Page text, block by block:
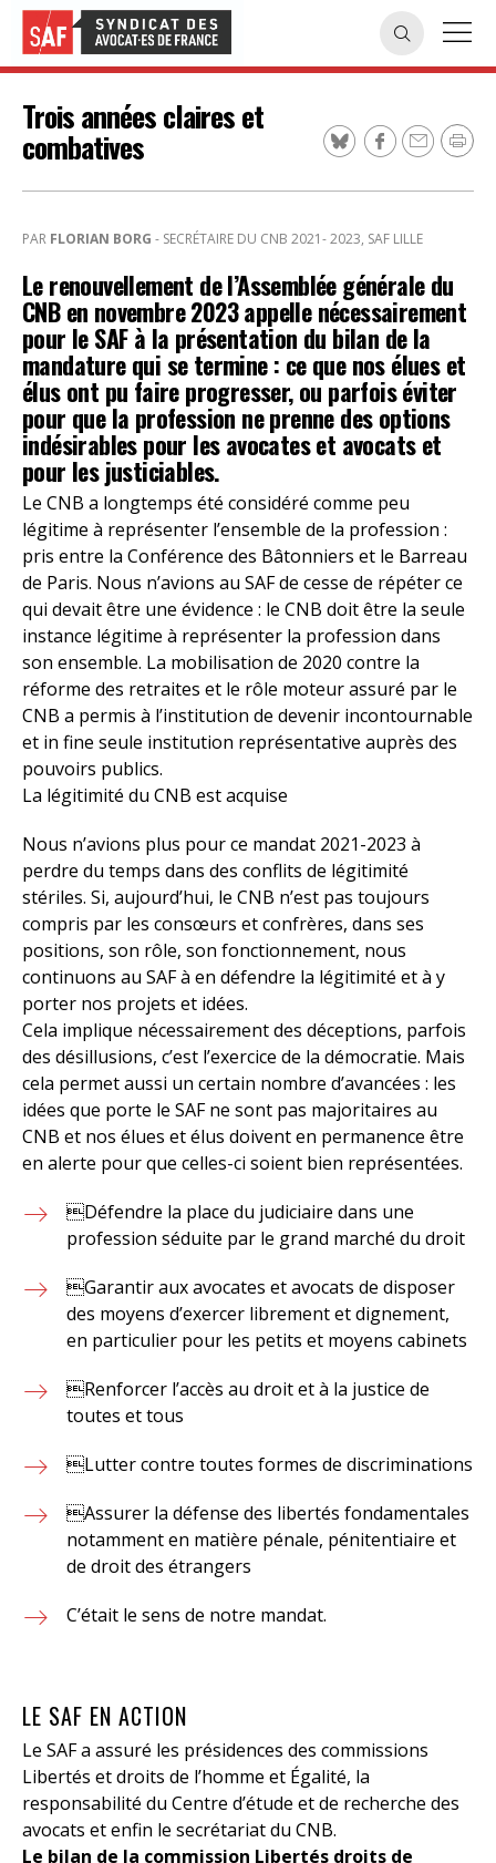
Trois années claires et
combatives
PAR FLORIAN BORG - SECRÉTAIRE DU CNB 2021- 2023, SAF LILLE
Le renouvellement de l’Assemblée générale du
CNB en novembre 2023 appelle nécessairement
pour le SAF à la présentation du bilan de la
mandature qui se termine : ce que nos élues et
élus ont pu faire progresser, ou parfois éviter
pour que la profession ne prenne des options
indésirables pour les avocates et avocats et
pour les justiciables.
Le CNB a longtemps été considéré comme peu
légitime à représenter l’ensemble de la profession :
pris entre la Conférence des Bâtonniers et le Barreau
de Paris. Nous n’avions au SAF de cesse de répéter ce
qui devait être une évidence : le CNB doit être la seule
instance légitime à représenter la profession dans
son ensemble. La mobilisation de 2020 contre la
réforme des retraites et le rôle moteur assuré par le
CNB a permis à l’institution de devenir incontournable
et in fine seule institution représentative auprès des
pouvoirs publics.
La légitimité du CNB est acquise
Nous n’avions plus pour ce mandat 2021-2023 à
perdre du temps dans des conflits de légitimité
stériles. Si, aujourd’hui, le CNB n’est pas toujours
compris par les consœurs et confrères, dans ses
positions, son rôle, son fonctionnement, nous
continuons au SAF à en défendre la légitimité et à y
porter nos projets et idées.
Cela implique nécessairement des déceptions, parfois
des désillusions, c’est l’exercice de la démocratie. Mais
cela permet aussi un certain nombre d’avancées : les
idées que porte le SAF ne sont pas majoritaires au
CNB et nos élues et élus doivent en permanence être
en alerte pour que celles-ci soient bien représentées.
Défendre la place du judiciaire dans une
profession séduite par le grand marché du droit
Garantir aux avocates et avocats de disposer
des moyens d’exercer librement et dignement,
en particulier pour les petits et moyens cabinets
Renforcer l’accès au droit et à la justice de
toutes et tous
Lutter contre toutes formes de discriminations
Assurer la défense des libertés fondamentales
notamment en matière pénale, pénitentiaire et
de droit des étrangers
C’était le sens de notre mandat.
LE SAF EN ACTION
Le SAF a assuré les présidences des commissions
Libertés et droits de l’homme et Égalité, la
responsabilité du Centre d’étude et de recherche des
avocats et enfin le secrétariat du CNB.
Le bilan de la commission Libertés droits de